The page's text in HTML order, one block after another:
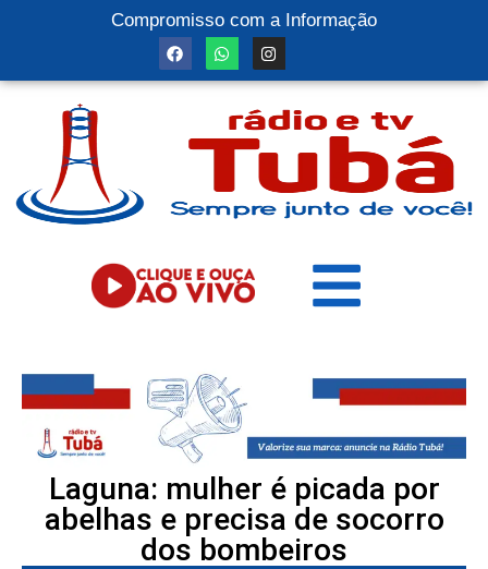
Compromisso com a Informação
Laguna: mulher é picada por
abelhas e precisa de socorro
dos bombeiros